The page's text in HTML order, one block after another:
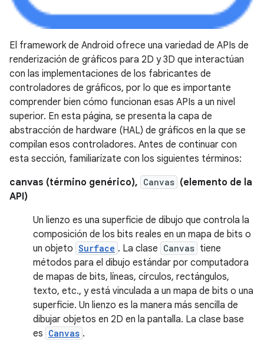
El framework de Android ofrece una variedad de APIs de
renderización de gráficos para 2D y 3D que interactúan
con las implementaciones de los fabricantes de
controladores de gráficos, por lo que es importante
comprender bien cómo funcionan esas APIs a un nivel
superior. En esta página, se presenta la capa de
abstracción de hardware (HAL) de gráficos en la que se
compilan esos controladores. Antes de continuar con
esta sección, familiarízate con los siguientes términos:
canvas (término genérico), Canvas (elemento de la
API)
Un lienzo es una superficie de dibujo que controla la
composición de los bits reales en un mapa de bits o
un objeto Surface . La clase Canvas tiene
métodos para el dibujo estándar por computadora
de mapas de bits, líneas, círculos, rectángulos,
texto, etc., y está vinculada a un mapa de bits o una
superficie. Un lienzo es la manera más sencilla de
dibujar objetos en 2D en la pantalla. La clase base
es Canvas .